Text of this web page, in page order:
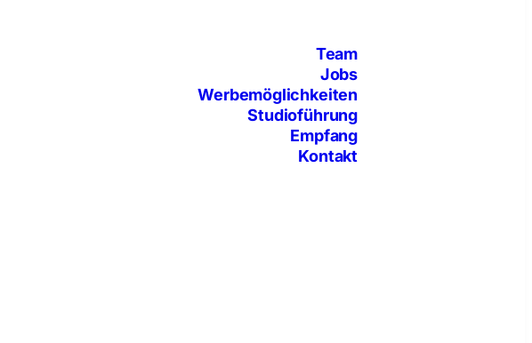
Team
Jobs
Werbemöglichkeiten
Studioführung
Empfang
Kontakt